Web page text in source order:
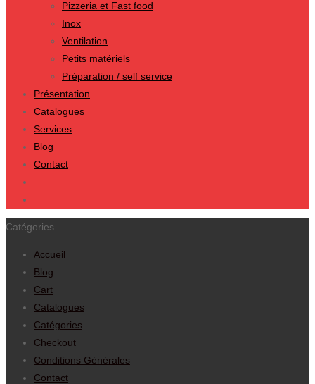
Pizzeria et Fast food
Inox
Ventilation
Petits matériels
Préparation / self service
Présentation
Catalogues
Services
Blog
Contact
Catégories
Accueil
Blog
Cart
Catalogues
Catégories
Checkout
Conditions Générales
Contact